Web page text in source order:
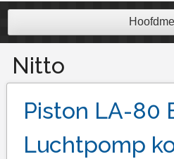
Nitto
Piston LA-80
Luchtpomp